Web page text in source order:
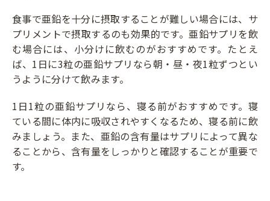
食事で亜鉛を十分に摂取することが難しい場合には、サ
プリメントで摂取するのも効果的です。亜鉛サプリを飲
む場合には、小分けに飲むのがおすすめです。たとえ
ば、1日に3粒の亜鉛サプリなら朝・昼・夜1粒ずつとい
うように分けて飲みます。
1日1粒の亜鉛サプリなら、寝る前がおすすめです。寝
ている間に体内に吸収されやすくなるため、寝る前に飲
みましょう。また、亜鉛の含有量はサプリによって異な
ることから、含有量をしっかりと確認することが重要で
す。